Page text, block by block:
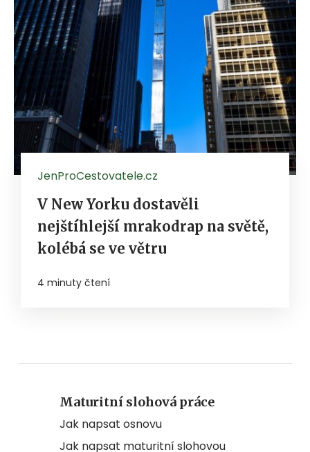
JenProCestovatele.cz
V New Yorku dostavěli
nejštíhlejší mrakodrap na světě,
kolébá se ve větru
4 minuty čtení
Maturitní slohová práce
Jak napsat osnovu
Jak napsat maturitní slohovou